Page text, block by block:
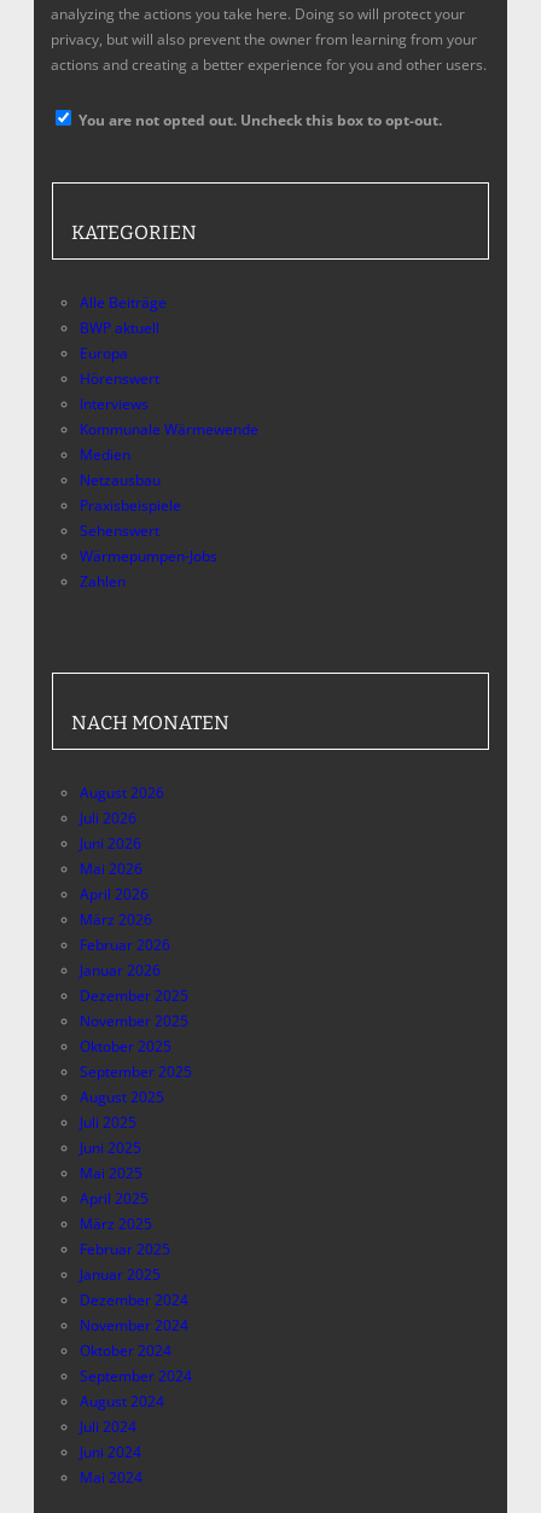
analyzing the actions you take here. Doing so will protect your
privacy, but will also prevent the owner from learning from your
actions and creating a better experience for you and other users.
You are not opted out. Uncheck this box to opt-out.
KATEGORIEN
Alle Beiträge
BWP aktuell
Europa
Hörenswert
Interviews
Kommunale Wärmewende
Medien
Netzausbau
Praxisbeispiele
Sehenswert
Wärmepumpen-Jobs
Zahlen
NACH MONATEN
August 2026
Juli 2026
Juni 2026
Mai 2026
April 2026
März 2026
Februar 2026
Januar 2026
Dezember 2025
November 2025
Oktober 2025
September 2025
August 2025
Juli 2025
Juni 2025
Mai 2025
April 2025
März 2025
Februar 2025
Januar 2025
Dezember 2024
November 2024
Oktober 2024
September 2024
August 2024
Juli 2024
Juni 2024
Mai 2024